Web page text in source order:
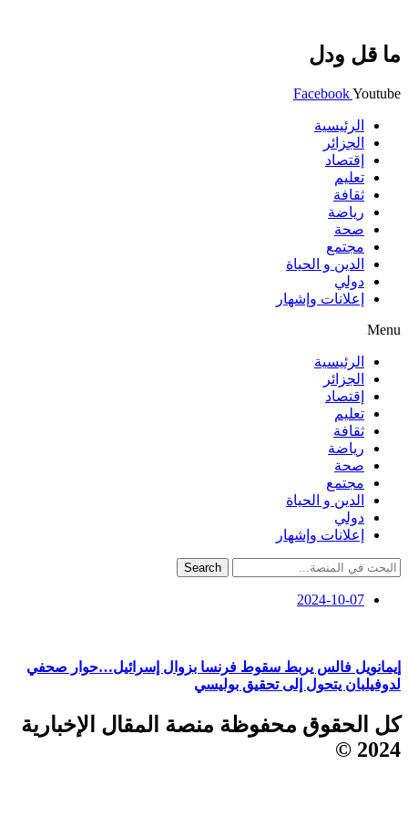
ما قل ودل
FacebookYoutube
الرئيسية
الجزائر
إقتصاد
تعليم
ثقافة
رياضة
صحة
مجتمع
الدين و الحياة
دولي
إعلانات وإشهار
Menu
الرئيسية
الجزائر
إقتصاد
تعليم
ثقافة
رياضة
صحة
مجتمع
الدين و الحياة
دولي
إعلانات وإشهار
Search
2024-10-07
إيمانويل فالس يربط سقوط فرنسا بزوال إسرائيل…حوار صحفي
لدوفيلبان يتحول إلى تحقيق بوليسي
كل الحقوق محفوظة منصة المقال الإخبارية
2024 ©